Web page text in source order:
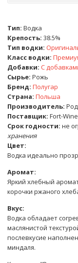
Тип: Водка
Крепость: 38.5%
Тип водки:
Класс водки:
Добавки: С
Сырье: Рожь
Бренд: Полугар
Страна: Польша
Производитель:
Поставщик: Fort-Wine
Срок годности: не
хранения
Цвет:
Водка идеально
Аромат:
Яркий хлебный
корочки ржаного
Вкус:
Водка обладает
маслянистой
послевкусие
миндаля.